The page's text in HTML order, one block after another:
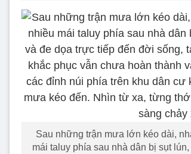
Sau những trận mưa lớn kéo dài,
mái taluy phía sau nhà dân bị sụt